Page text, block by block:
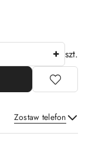
szt.
Zostaw telefon